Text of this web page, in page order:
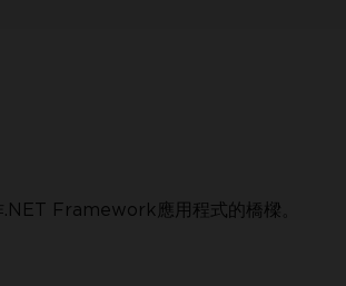
Framework應用程式的橋樑。